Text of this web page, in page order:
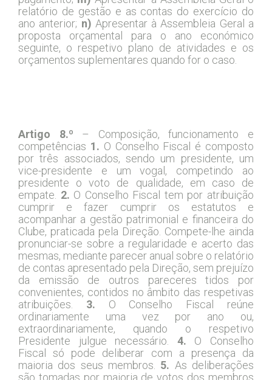
relatório de gestão e as contas do exercício do
ano anterior; n) Apresentar à Assembleia Geral a
proposta orçamental para o ano económico
seguinte, o respetivo plano de atividades e os
orçamentos suplementares quando for o caso.
Artigo 8.º – Composição, funcionamento e
competências 1. O Conselho Fiscal é composto
por três associados, sendo um presidente, um
vice-presidente e um vogal, competindo ao
presidente o voto de qualidade, em caso de
empate. 2. O Conselho Fiscal tem por atribuição
cumprir e fazer cumprir os estatutos e
acompanhar a gestão patrimonial e financeira do
Clube, praticada pela Direção. Compete-lhe ainda
pronunciar-se sobre a regularidade e acerto das
mesmas, mediante parecer anual sobre o relatório
de contas apresentado pela Direção, sem prejuízo
da emissão de outros pareceres tidos por
convenientes, contidos no âmbito das respetivas
atribuições. 3. O Conselho Fiscal reúne
ordinariamente uma vez por ano ou,
extraordinariamente, quando o respetivo
Presidente julgue necessário. 4. O Conselho
Fiscal só pode deliberar com a presença da
maioria dos seus membros. 5. As deliberações
são tomadas por maioria de votos dos membros